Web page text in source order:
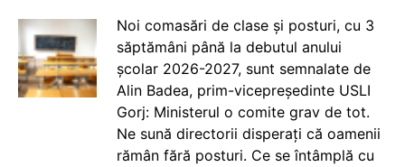
Noi comasări de clase și posturi, cu 3
săptămâni până la debutul anului
școlar 2026-2027, sunt semnalate de
Alin Badea, prim-vicepreședinte USLI
Gorj: Ministerul o comite grav de tot.
Ne sună directorii disperați că oamenii
rămân fără posturi. Ce se întâmplă cu